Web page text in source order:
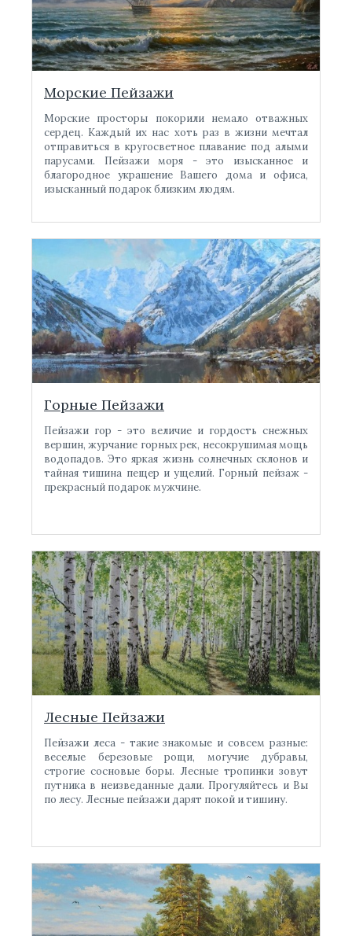
Морские Пейзажи
Морские просторы покорили немало отважных
сердец. Каждый их нас хоть раз в жизни мечтал
отправиться в кругосветное плавание под алыми
парусами. Пейзажи моря - это изысканное и
благородное украшение Вашего дома и офиса,
изысканный подарок близким людям.
Горные Пейзажи
Пейзажи гор - это величие и гордость снежных
вершин, журчание горных рек, несокрушимая мощь
водопадов. Это яркая жизнь солнечных склонов и
тайная тишина пещер и ущелий. Горный пейзаж -
прекрасный подарок мужчине.
Лесные Пейзажи
Пейзажи леса - такие знакомые и совсем разные:
веселые березовые рощи, могучие дубравы,
строгие сосновые боры. Лесные тропинки зовут
путника в неизведанные дали. Прогуляйтесь и Вы
по лесу. Лесные пейзажи дарят покой и тишину.